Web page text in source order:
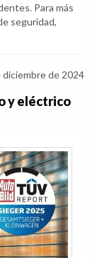
Para más
seguridad,
de 2024
y eléctrico